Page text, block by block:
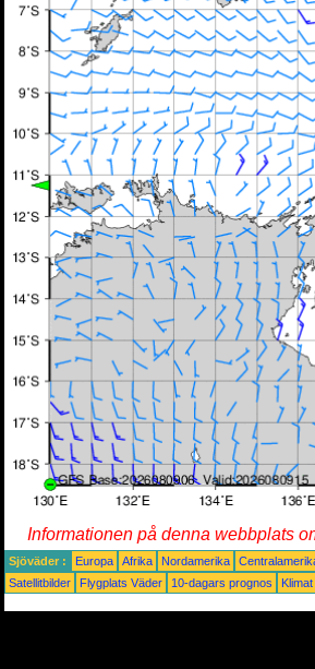
Informationen på denna webbplats
Sjöväder : Europa Afrika Nordamerika
Satellitbilder
Flygplats Väder 10-dagars prognos Klimat